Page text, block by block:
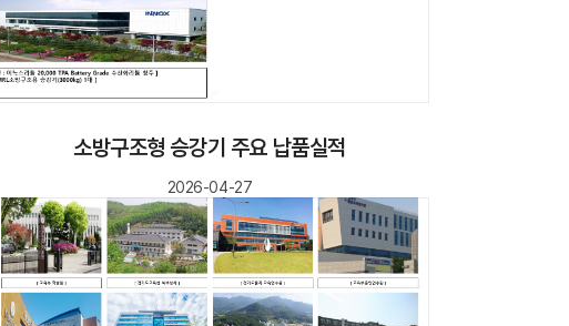
소방구조형 승강기 주요 납품실적
2026-04-27